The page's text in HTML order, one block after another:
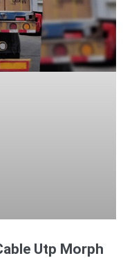
Utp Morph